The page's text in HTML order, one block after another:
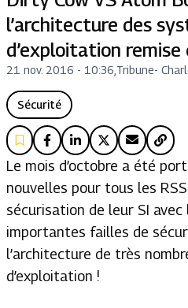
l’architecture des
d’exploitation remise
21 nov. 2016 - 10:36 Tribune-
Sécurité
Le mois d’octobre a été
nouvelles pour tous les
sécurisation de leur SI
importantes failles de
l’architecture de très
d’exploitation !